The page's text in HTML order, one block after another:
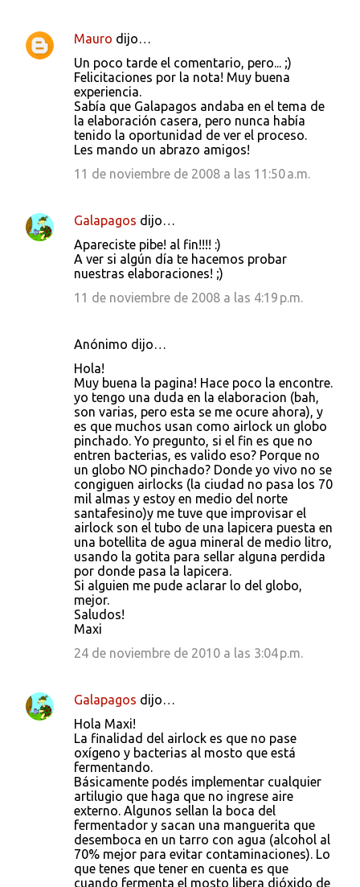
Mauro dijo…
Un poco tarde el comentario, pero... ;)
Felicitaciones por la nota! Muy buena
experiencia.
Sabía que Galapagos andaba en el tema de
la elaboración casera, pero nunca había
tenido la oportunidad de ver el proceso.
Les mando un abrazo amigos!
11 de noviembre de 2008 a las 11:50 a.m.
Galapagos dijo…
Apareciste pibe! al fin!!!! :)
A ver si algún día te hacemos probar
nuestras elaboraciones! ;)
11 de noviembre de 2008 a las 4:19 p.m.
Anónimo dijo…
Hola!
Muy buena la pagina! Hace poco la encontre.
yo tengo una duda en la elaboracion (bah,
son varias, pero esta se me ocure ahora), y
es que muchos usan como airlock un globo
pinchado. Yo pregunto, si el fin es que no
entren bacterias, es valido eso? Porque no
un globo NO pinchado? Donde yo vivo no se
congiguen airlocks (la ciudad no pasa los 70
mil almas y estoy en medio del norte
santafesino)y me tuve que improvisar el
airlock son el tubo de una lapicera puesta en
una botellita de agua mineral de medio litro,
usando la gotita para sellar alguna perdida
por donde pasa la lapicera.
Si alguien me pude aclarar lo del globo,
mejor.
Saludos!
Maxi
24 de noviembre de 2010 a las 3:04 p.m.
Galapagos dijo…
Hola Maxi!
La finalidad del airlock es que no pase
oxígeno y bacterias al mosto que está
fermentando.
Básicamente podés implementar cualquier
artilugio que haga que no ingrese aire
externo. Algunos sellan la boca del
fermentador y sacan una manguerita que
desemboca en un tarro con agua (alcohol al
70% mejor para evitar contaminaciones). Lo
que tenes que tener en cuenta es que
cuando fermenta el mosto libera dióxido de